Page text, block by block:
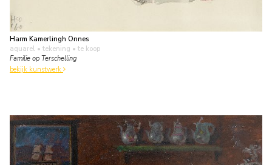
Harm Kamerlingh Onnes
aquarel • tekening • te koop
Familie op Terschelling
bekijk kunstwerk